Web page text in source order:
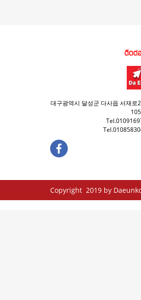
ติดต่
대구광역시 달성군 다사읍 서재
Copyright 2019 by